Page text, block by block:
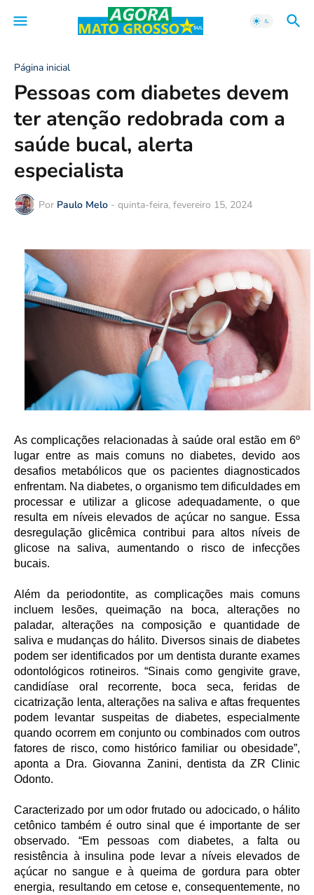
Página inicial
Pessoas com diabetes devem
ter atenção redobrada com a
saúde bucal, alerta
especialista
Por Paulo Melo - quinta-feira, fevereiro 15, 2024
As complicações relacionadas à saúde oral estão em 6º
lugar entre as mais comuns no diabetes, devido aos
desafios metabólicos que os pacientes diagnosticados
enfrentam. Na diabetes, o organismo tem dificuldades em
processar e utilizar a glicose adequadamente, o que
resulta em níveis elevados de açúcar no sangue. Essa
desregulação glicêmica contribui para altos níveis de
glicose na saliva, aumentando o risco de infecções
bucais.
Além da periodontite, as complicações mais comuns
incluem lesões, queimação na boca, alterações no
paladar, alterações na composição e quantidade de
saliva e mudanças do hálito. Diversos sinais de diabetes
podem ser identificados por um dentista durante exames
odontológicos rotineiros. “Sinais como gengivite grave,
candidíase oral recorrente, boca seca, feridas de
cicatrização lenta, alterações na saliva e aftas frequentes
podem levantar suspeitas de diabetes, especialmente
quando ocorrem em conjunto ou combinados com outros
fatores de risco, como histórico familiar ou obesidade”,
aponta a Dra. Giovanna Zanini, dentista da ZR Clinic
Odonto.
Caracterizado por um odor frutado ou adocicado, o hálito
cetônico também é outro sinal que é importante de ser
observado. “Em pessoas com diabetes, a falta ou
resistência à insulina pode levar a níveis elevados de
açúcar no sangue e à queima de gordura para obter
energia, resultando em cetose e, consequentemente, no